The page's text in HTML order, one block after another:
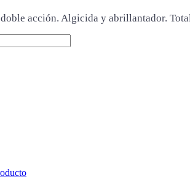
acción. Algicida y abrillantador.